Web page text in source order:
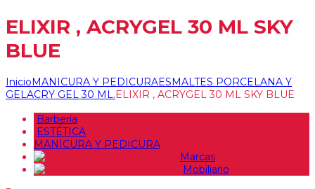
ELIXIR , ACRYGEL 30 ML SKY
BLUE
InicioMANICURA Y PEDICURAESMALTES PORCELANA Y
GEL ACRY GEL 30 ML.ELIXIR , ACRYGEL 30 ML SKY BLUE
Barbería
ESTÉTICA
MANICURA Y PEDICURA
Marcas
Mobiliario